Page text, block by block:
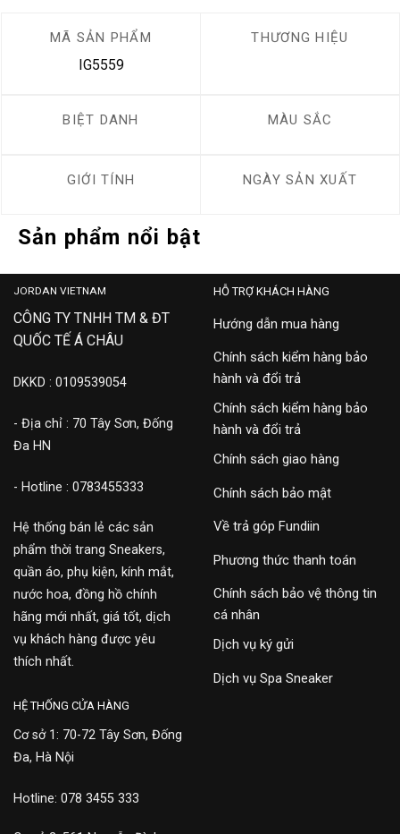
MÃ SẢN PHẨM
IG5559
THƯƠNG HIỆU
BIỆT DANH MÀU SẮC
GIỚI TÍNH NGÀY SẢN XUẤT
Sản phẩm nổi bật
JORDAN VIETNAM
CÔNG TY TNHH TM & ĐT
QUỐC TẾ Á CHÂU
DKKD : 0109539054
- Địa chỉ : 70 Tây Sơn, Đống
Đa HN
- Hotline : 0783455333
Hệ thống bán lẻ các sản
phẩm thời trang Sneakers,
quần áo, phụ kiện, kính mắt,
nước hoa, đồng hồ chính
hãng mới nhất, giá tốt, dịch
vụ khách hàng được yêu
thích nhất.
HỖ TRỢ KHÁCH HÀNG
Hướng dẫn mua hàng
Chính sách kiểm hàng bảo
hành và đổi trả
Chính sách kiểm hàng bảo
hành và đổi trả
Chính sách giao hàng
Chính sách bảo mật
Về trả góp Fundiin
Phương thức thanh toán
Chính sách bảo vệ thông tin
cá nhân
Dịch vụ ký gửi
Dịch vụ Spa Sneaker
HỆ THỐNG CỬA HÀNG
Cơ sở 1: 70-72 Tây Sơn, Đống
Đa, Hà Nội
Hotline: 078 3455 333